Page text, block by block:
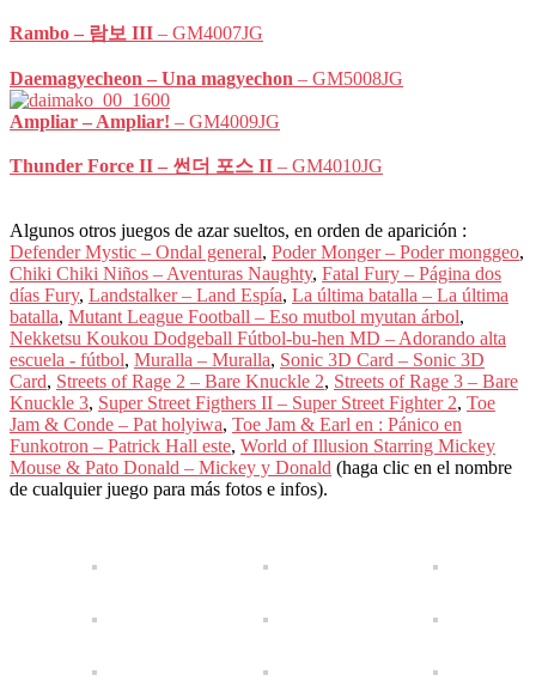
Rambo – 람보 III – GM4007JG
Daemagyecheon – Una magyechon – GM5008JG
Ampliar – Ampliar! – GM4009JG
Thunder Force II – 썬더 포스 II – GM4010JG
Algunos otros juegos de azar sueltos, en orden de aparición :
Defender Mystic – Ondal general, Poder Monger – Poder monggeo,
Chiki Chiki Niños – Aventuras Naughty, Fatal Fury – Página dos
días Fury, Landstalker – Land Espía, La última batalla – La última
batalla, Mutant League Football – Eso mutbol myutan árbol,
Nekketsu Koukou Dodgeball Fútbol-bu-hen MD – Adorando alta
escuela - fútbol, Muralla – Muralla, Sonic 3D Card – Sonic 3D
Card, Streets of Rage 2 – Bare Knuckle 2, Streets of Rage 3 – Bare
Knuckle 3, Super Street Figthers II – Super Street Fighter 2, Toe
Jam & Conde – Pat holyiwa, Toe Jam & Earl en : Pánico en
Funkotron – Patrick Hall este, World of Illusion Starring Mickey
Mouse & Pato Donald – Mickey y Donald (haga clic en el nombre
de cualquier juego para más fotos e infos).